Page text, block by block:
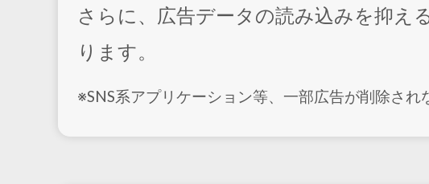
さらに、広告データの読み込みを抑え
ります。
※SNS系アプリケーション等、一部広告が削除され